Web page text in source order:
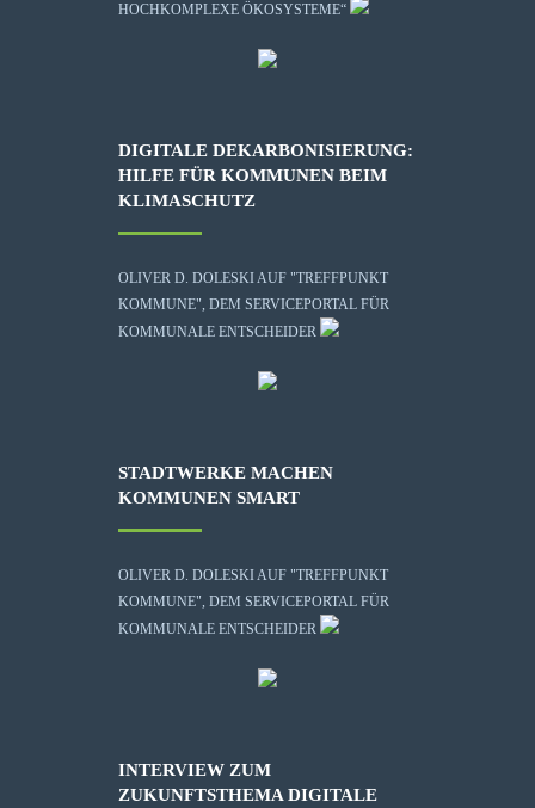
HOCHKOMPLEXE ÖKOSYSTEME“
DIGITALE DEKARBONISIERUNG:
HILFE FÜR KOMMUNEN BEIM
KLIMASCHUTZ
OLIVER D. DOLESKI AUF "TREFFPUNKT
KOMMUNE", DEM SERVICEPORTAL FÜR
KOMMUNALE ENTSCHEIDER
STADTWERKE MACHEN
KOMMUNEN SMART
OLIVER D. DOLESKI AUF "TREFFPUNKT
KOMMUNE", DEM SERVICEPORTAL FÜR
KOMMUNALE ENTSCHEIDER
INTERVIEW ZUM
ZUKUNFTSTHEMA DIGITALE